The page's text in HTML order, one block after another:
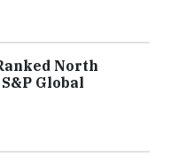
North
Global